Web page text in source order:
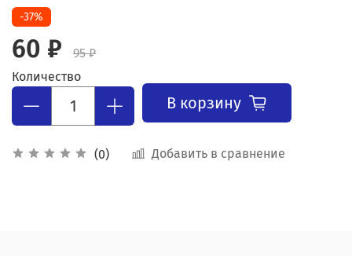
(0) Добавить в сравнение
-37%
60 ₽
95 ₽
Количество
В корзину